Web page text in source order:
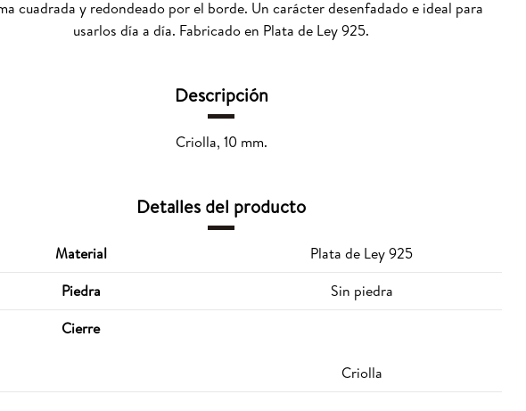
cuadrada y redondeado por el borde. Un carácter desenfadado e ideal para
usarlos día a día. Fabricado en Plata de Ley 925.
Descripción
Criolla, 10 mm.
Detalles del producto
Material
Plata de Ley 925
Piedra
Sin piedra
Cierre
Criolla